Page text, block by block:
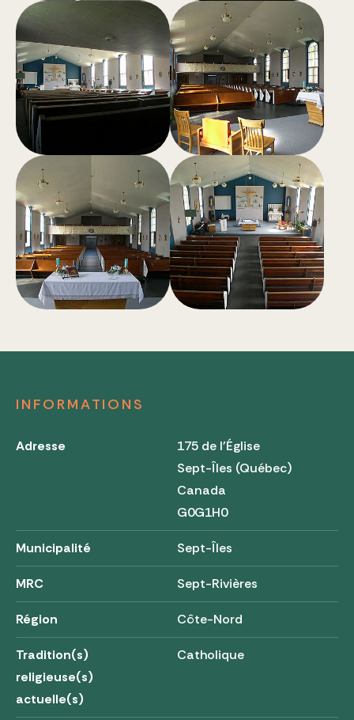
INFORMATIONS
Adresse
175 de l'Église
Sept-Îles (Québec)
Canada
G0G1H0
Municipalité Sept-Îles
MRC Sept-Rivières
Région Côte-Nord
Tradition(s)
religieuse(s)
actuelle(s)
Catholique